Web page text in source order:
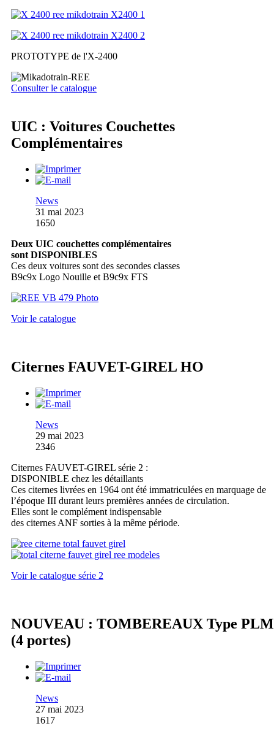
PROTOTYPE de l'X-2400
Consulter le catalogue
UIC : Voitures Couchettes
Complémentaires
News
31 mai 2023
1650
Deux UIC couchettes complémentaires
sont DISPONIBLES
Ces deux voitures sont des secondes classes
B9c9x Logo Nouille et B9c9x FTS
Voir le catalogue
Citernes FAUVET-GIREL HO
News
29 mai 2023
2346
Citernes FAUVET-GIREL série 2 :
DISPONIBLE chez les détaillants
Ces citernes livrées en 1964 ont été immatriculées en marquage de
l’époque III durant leurs premières années de circulation.
Elles sont le complément indispensable
des citernes ANF sorties à la même période.
Voir le catalogue série 2
NOUVEAU : TOMBEREAUX Type PLM
(4 portes)
News
27 mai 2023
1617